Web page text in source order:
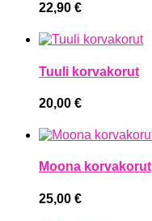
22,90 €
Tuuli korvakorut
20,00 €
Moona korvakorut
25,00 €